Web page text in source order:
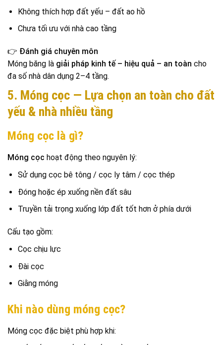
Không thích hợp đất yếu – đất ao hồ
Chưa tối ưu với nhà cao tầng
👉 Đánh giá chuyên môn
Móng băng là giải pháp kinh tế – hiệu quả – an toàn cho
đa số nhà dân dụng 2–4 tầng.
5. Móng cọc — Lựa chọn an toàn cho đất
yếu & nhà nhiều tầng
Móng cọc là gì?
Móng cọc hoạt động theo nguyên lý:
Sử dụng cọc bê tông / cọc ly tâm / cọc thép
Đóng hoặc ép xuống nền đất sâu
Truyền tải trọng xuống lớp đất tốt hơn ở phía dưới
Cấu tạo gồm:
Cọc chịu lực
Đài cọc
Giằng móng
Khi nào dùng móng cọc?
Móng cọc đặc biệt phù hợp khi: